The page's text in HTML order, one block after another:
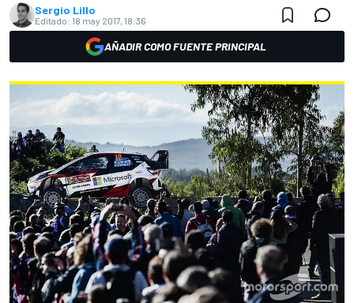
Sergio Lillo
Editado: 18 may 2017, 18:36
AÑADIR COMO FUENTE PRINCIPAL